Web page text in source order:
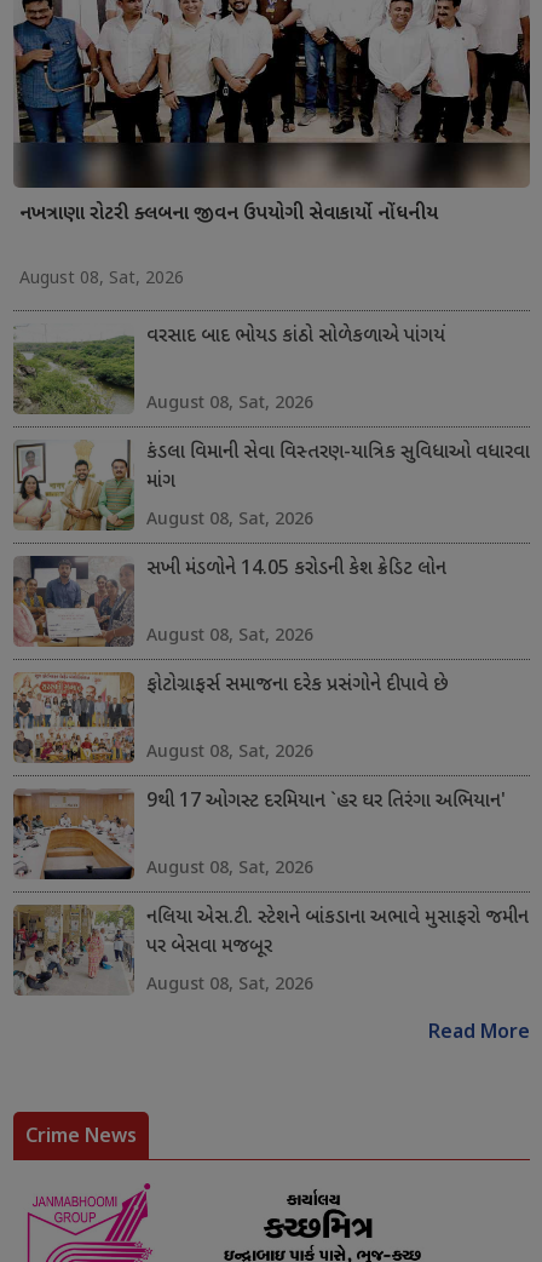
નખત્રાણા રોટરી ક્લબના જીવન ઉપયોગી સેવાકાર્યો નોંધનીય
August 08, Sat, 2026
વરસાદ બાદ ભોયડ કાંઠો સોળેકળાએ પાંગર્યો
August 08, Sat, 2026
કંડલા વિમાની સેવા વિસ્તરણ-યાત્રિક સુવિધાઓ વધારવા
માંગ
August 08, Sat, 2026
સખી મંડળોને 14.05 કરોડની કેશ ક્રેડિટ લોન
August 08, Sat, 2026
ફોટોગ્રાફર્સ સમાજના દરેક પ્રસંગોને દીપાવે છે
August 08, Sat, 2026
9થી 17 ઓગસ્ટ દરમિયાન `હર ઘર તિરંગા અભિયાન'
August 08, Sat, 2026
નલિયા એસ.ટી. સ્ટેશને બાંકડાના અભાવે મુસાફરો જમીન
પર બેસવા મજબૂર
August 08, Sat, 2026
Read More
Crime News